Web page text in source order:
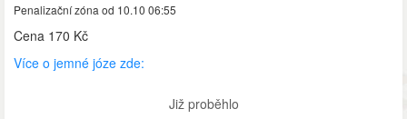
Penalizační zóna od 10.10 06:55
Cena 170 Kč
Více o jemné józe zde:
Již proběhlo